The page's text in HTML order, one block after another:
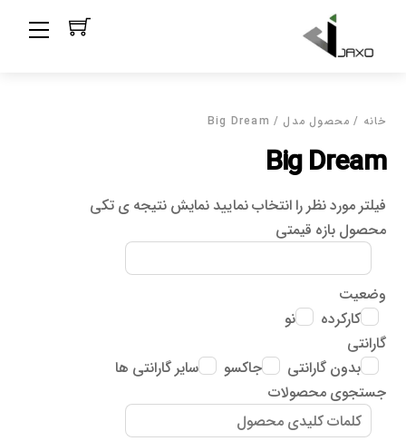
content
خانه / محصول مدل / Big Dream
Big Dream
فیلتر مورد نظر را انتخاب نماییدنمایش نتیجه ی تکی
محصول بازه قیمتی
وضعیت
کارکرده
نو
گارانتی
بدون گارانتی
جاکسو
سایر گارانتی ها
جستجوی محصولات